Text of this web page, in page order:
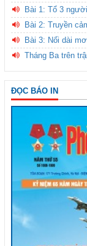
Bài 1: Tổ 3
Bài 2: Truyền
Bài 3: Nối dài
Tháng Ba trên
ĐỌC BÁO IN